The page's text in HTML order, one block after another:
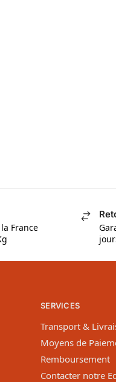
France
SERVICES
Transport &
Moyens de
Remboursement
Contacter notre